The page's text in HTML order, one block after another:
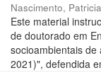
Nascimento, Patricia
Este material
de doutorado em
socioambientais
2021)", defendida